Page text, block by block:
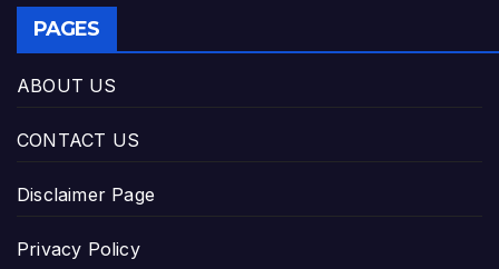
PAGES
ABOUT US
CONTACT US
Disclaimer Page
Privacy Policy